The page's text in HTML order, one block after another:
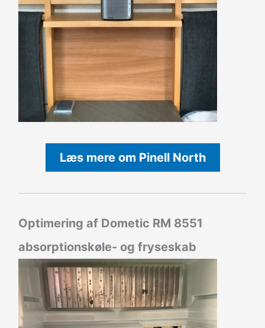
Læs mere om Pinell North
Optimering af Dometic RM 8551
absorptionskøle- og fryseskab